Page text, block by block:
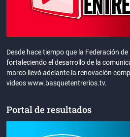
Desde hace tiempo que la Federación
fortaleciendo el desarrollo de la
marco llevó adelante la renovación
videos www.basquetentrerios.tv.
Portal de resultados